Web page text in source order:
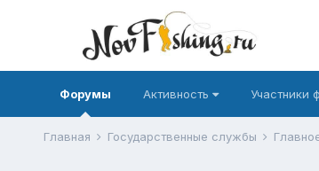
Форумы Активность Участники
Главная Государственные службы